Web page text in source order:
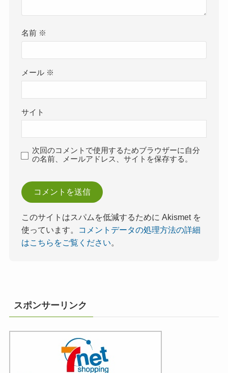
名前 ※
メール ※
サイト
次回のコメントで使用するためブラウザーに自分
の名前、メールアドレス、サイトを保存する。
このサイトはスパムを低減するために Akismet を
使っています。
コメントデータの処理方法の詳細
はこちらをご覧ください。
スポンサーリンク